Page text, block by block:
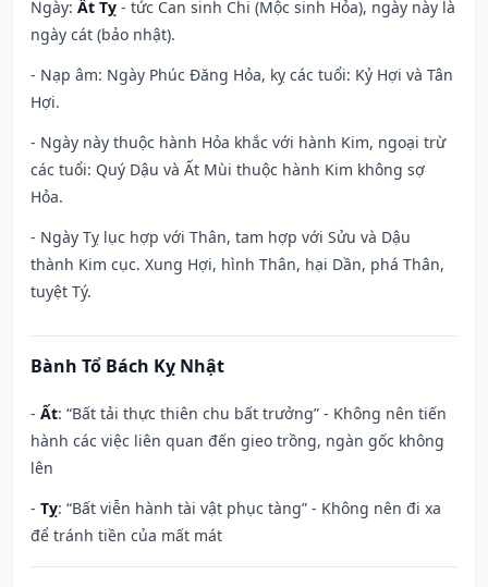
Ngày: Ất Tỵ - tức Can sinh Chi (Mộc sinh Hỏa), ngày này là
ngày cát (bảo nhật).
- Nạp âm: Ngày Phúc Đăng Hỏa, kỵ các tuổi: Kỷ Hợi và Tân
Hợi.
- Ngày này thuộc hành Hỏa khắc với hành Kim, ngoại trừ
các tuổi: Quý Dậu và Ất Mùi thuộc hành Kim không sợ
Hỏa.
- Ngày Tỵ lục hợp với Thân, tam hợp với Sửu và Dậu
thành Kim cục. Xung Hợi, hình Thân, hại Dần, phá Thân,
tuyệt Tý.
Bành Tổ Bách Kỵ Nhật
- Ất: “Bất tải thực thiên chu bất trưởng” - Không nên tiến
hành các việc liên quan đến gieo trồng, ngàn gốc không
lên
- Tỵ: “Bất viễn hành tài vật phục tàng” - Không nên đi xa
để tránh tiền của mất mát